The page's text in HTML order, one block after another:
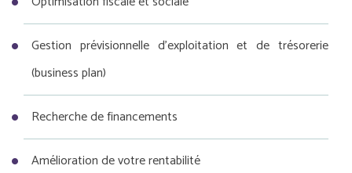
Gestion prévisionnelle d’exploitation et de trésorerie
(business plan)
Recherche de financements
Amélioration de votre rentabilité